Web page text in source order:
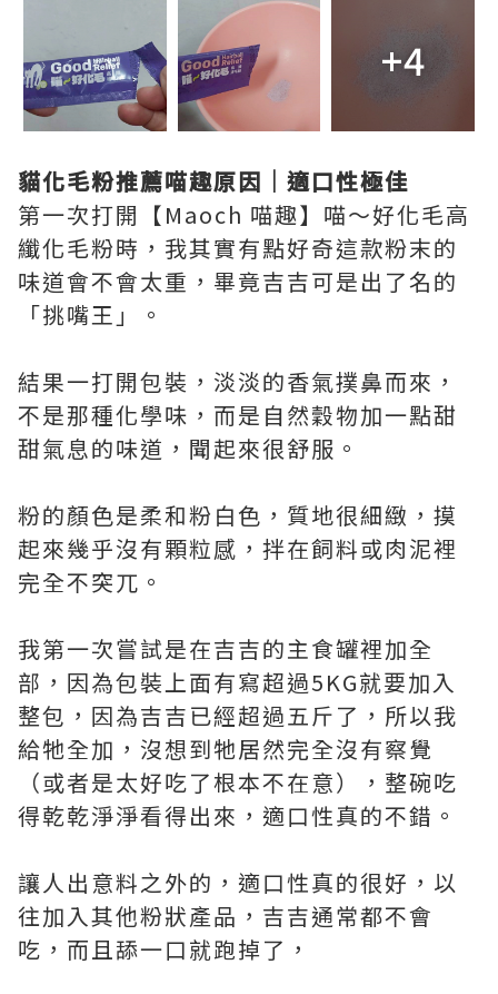
+4
貓化毛粉推薦喵趣原因｜適口性極佳
第一次打開【Maoch 喵趣】喵～好化毛高
纖化毛粉時，我其實有點好奇這款粉末的
味道會不會太重，畢竟吉吉可是出了名的
「挑嘴王」。
結果一打開包裝，淡淡的香氣撲鼻而來，
不是那種化學味，而是自然穀物加一點甜
甜氣息的味道，聞起來很舒服。
粉的顏色是柔和粉白色，質地很細緻，摸
起來幾乎沒有顆粒感，拌在飼料或肉泥裡
完全不突兀。
我第一次嘗試是在吉吉的主食罐裡加全
部，因為包裝上面有寫超過5KG就要加入
整包，因為吉吉已經超過五斤了，所以我
給牠全加，沒想到牠居然完全沒有察覺
（或者是太好吃了根本不在意），整碗吃
得乾乾淨淨看得出來，適口性真的不錯。
讓人出意料之外的，適口性真的很好，以
往加入其他粉狀產品，吉吉通常都不會
吃，而且舔一口就跑掉了，